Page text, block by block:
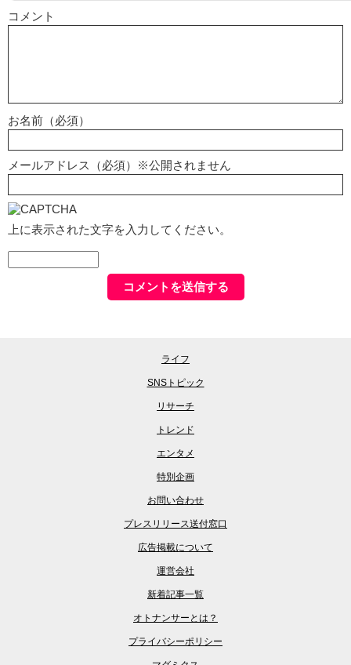
コメント
お名前（必須）
メールアドレス（必須）※公開されません
上に表示された文字を入力してください。
ライフ
SNSトピック
リサーチ
トレンド
エンタメ
特別企画
お問い合わせ
プレスリリース送付窓口
広告掲載について
運営会社
新着記事一覧
オトナンサーとは？
プライバシーポリシー